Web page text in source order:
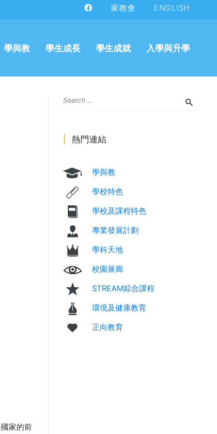
家教會 ENGLISH
學與教 學生成長 學生成就 入學與升學
家的前
熱門連結
學與教
學校特色
學校及課程特色
專業發展計劃
學科天地
校園展廊
STREAM綜合課程
環境及健康教育
正向教育